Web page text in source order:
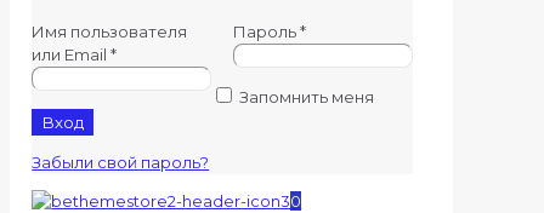
Имя пользователя
или Email*
Пароль*
Запомнить меня
Вход
Забыли свой пароль?
0